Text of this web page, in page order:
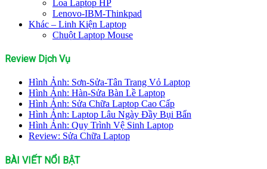
Loa Laptop HP
Lenovo-IBM-Thinkpad
Khác – Linh Kiện Laptop
Chuột Laptop Mouse
Review Dịch Vụ
Hình Ảnh: Sơn-Sửa-Tân Trang Vỏ Laptop
Hình Ảnh: Hàn-Sửa Bàn Lề Laptop
Hình Ảnh: Sửa Chữa Laptop Cao Cấp
Hình Ảnh: Laptop Lâu Ngày Đầy Bụi Bẩn
Hình Ảnh: Quy Trình Vệ Sinh Laptop
Review: Sửa Chữa Laptop
BÀI VIẾT NỔI BẬT